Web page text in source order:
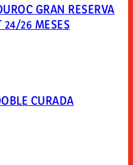
GRAN RESERVA
24/26 MESES
CURADA